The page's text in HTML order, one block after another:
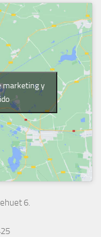
marketing y
6.